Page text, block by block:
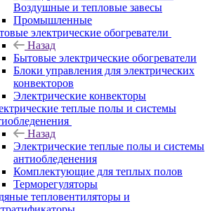
Воздушные и тепловые завесы
Промышленные
электрические обогреватели
Назад
Бытовые электрические обогреватели
Блоки управления для электрических
конвекторов
Электрические конвекторы
теплые полы и системы
Назад
Электрические теплые полы и системы
антиобледенения
Комплектующие для теплых полов
Терморегуляторы
тепловентиляторы и